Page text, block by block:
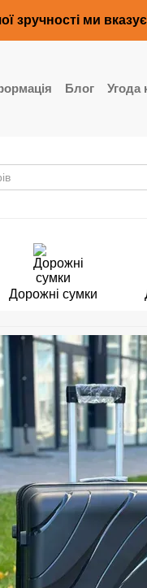
зручності ми
Блог Угода
Дорожні сумки